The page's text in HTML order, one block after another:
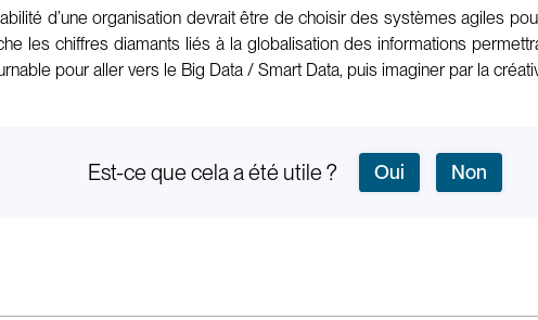
d’une organisation devrait être de choisir des systèmes agiles
les chiffres diamants liés à la globalisation des informations
pour aller vers le Big Data / Smart Data, puis imaginer par la
Est-ce que cela a été utile ? Oui Non